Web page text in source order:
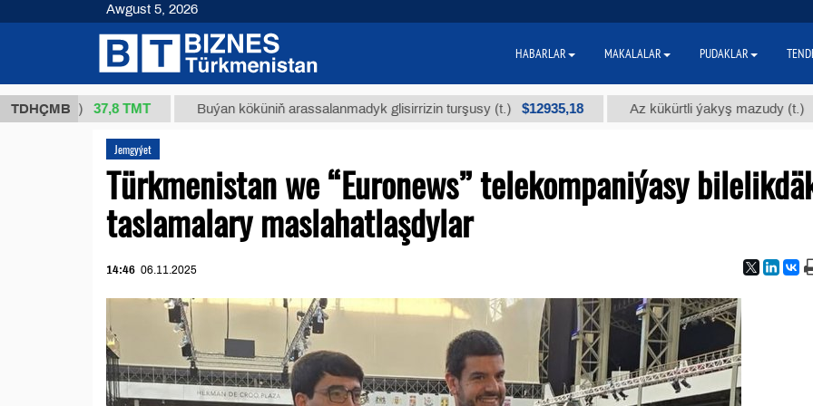
TDHÇMB
1 (kg.) 37,8 ТМТ Buýan köküniň arassalanmadyk glisirrizin turşusy (t.) $12935,18 Az kükürtli ýakyş mazudy (t.) $300
Jemgyýet
Türkmenistan we “Euronews” telekompaniýasy
taslamalary maslahatlaşdylar
14:46 06.11.2025
Awgust 5, 2026
HABARLAR MAKALALAR PUDAKLAR